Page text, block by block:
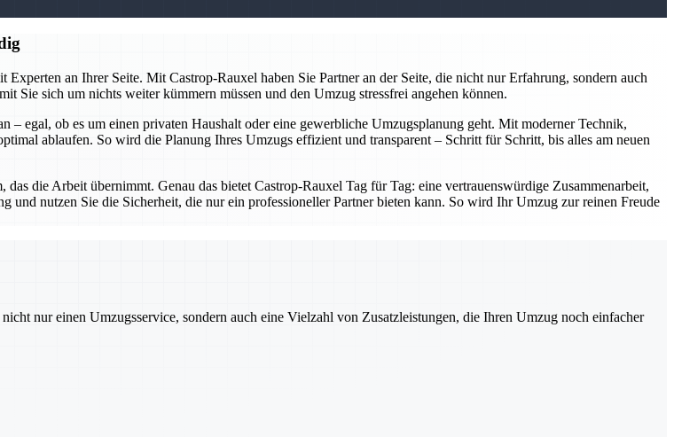
an Ihrer Seite. Mit Castrop-Rauxel haben Sie Partner an der Seite, die nicht nur Erfahrung, sondern auch
Sie sich um nichts weiter kümmern müssen und den Umzug stressfrei angehen können.
egal, ob es um einen privaten Haushalt oder eine gewerbliche Umzugsplanung geht. Mit moderner Technik,
ablaufen. So wird die Planung Ihres Umzugs effizient und transparent – Schritt für Schritt, bis alles am neuen
die Arbeit übernimmt. Genau das bietet Castrop-Rauxel Tag für Tag: eine vertrauenswürdige Zusammenarbeit,
und nutzen Sie die Sicherheit, die nur ein professioneller Partner bieten kann. So wird Ihr Umzug zur reinen Freude
nur einen Umzugsservice, sondern auch eine Vielzahl von Zusatzleistungen, die Ihren Umzug noch einfacher